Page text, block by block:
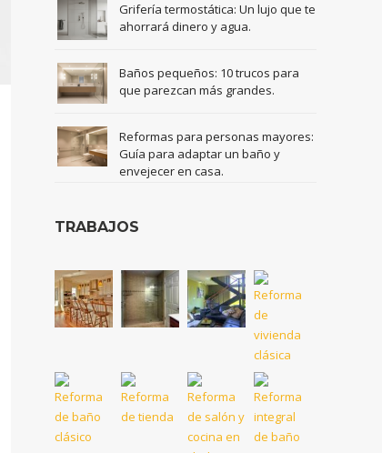
Grifería termostática: Un lujo que te
ahorrará dinero y agua.
Baños pequeños: 10 trucos para
que parezcan más grandes.
Reformas para personas mayores:
Guía para adaptar un baño y
envejecer en casa.
TRABAJOS